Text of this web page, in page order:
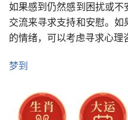
如果感到仍然感到困扰或
交流来寻求支持和安慰。
的情绪，可以考虑寻求心理
梦到